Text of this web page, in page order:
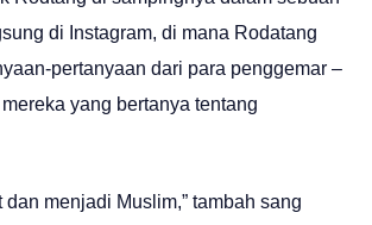
di Instagram, di mana Rodatang
pertanyaan dari para penggemar –
yang bertanya tentang
dan menjadi Muslim,” tambah sang